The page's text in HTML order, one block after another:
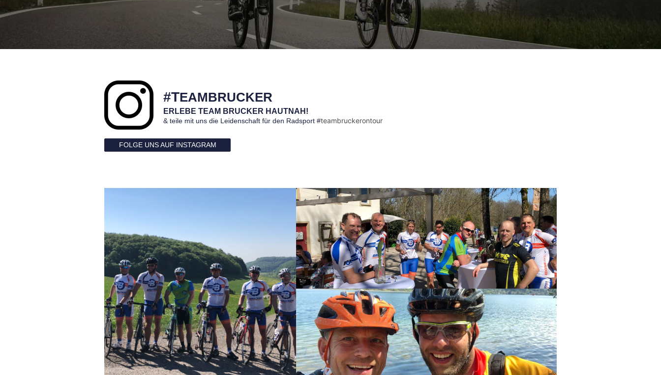
#TEAMBRUCKER
ERLEBE TEAM BRUCKER HAUTNAH!
& teile mit uns die Leidenschaft für den Radsport #teambruckerontour
FOLGE UNS AUF INSTAGRAM